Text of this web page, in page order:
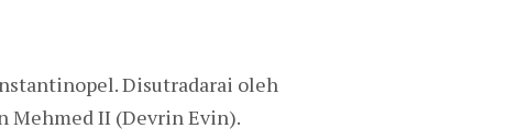
Disutradarai oleh
Mehmed II (Devrin Evin).